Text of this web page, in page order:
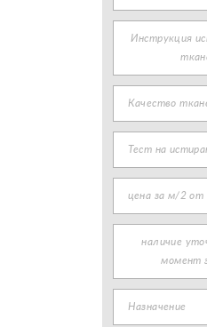
Инструкция
Качество
Тест на
цена за м/2 от
наличие
момент
Назначение